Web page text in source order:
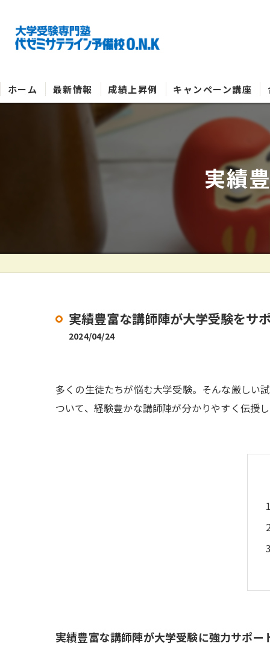
ホーム 最新情報 成績上昇例 キャンペーン講座
実績
実績豊富な講師陣が大学受験をサ
2024/04/24
多くの生徒たちが悩む大学受験。そんな厳しい
ついて、経験豊かな講師陣が分かりやすく伝授
実績豊富な講師陣が大学受験に強力サポー